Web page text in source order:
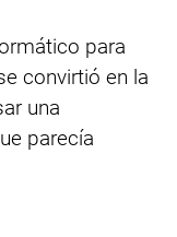
para
convirtió en la
una
parecía